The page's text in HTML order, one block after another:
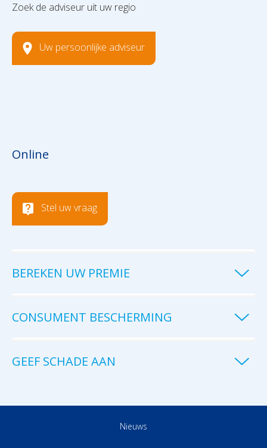
Zoek de adviseur uit uw regio
Uw persoonlijke adviseur
Online
Stel uw vraag
BEREKEN UW PREMIE
CONSUMENT BESCHERMING
GEEF SCHADE AAN
Nieuws